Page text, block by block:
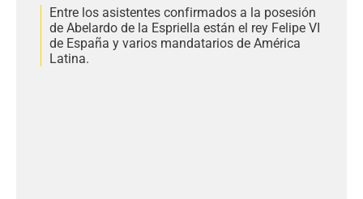
Entre los asistentes confirmados a la posesión
de Abelardo de la Espriella están el rey Felipe VI
de España y varios mandatarios de América
Latina.